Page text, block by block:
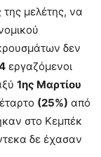
μελέτης, να
δεν
εργαζόμενοι
1ης Μαρτίου
(25%) από
στο Κεμπέκ
δε έχασαν